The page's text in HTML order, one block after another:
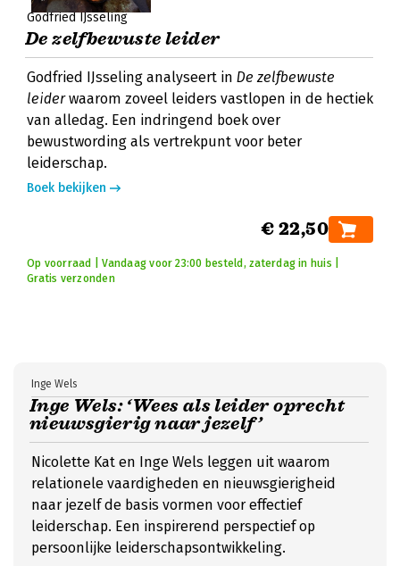
Godfried IJsseling
De zelfbewuste leider
Godfried IJsseling analyseert in De zelfbewuste
leiderwaarom zoveel leiders vastlopen in de hectiek
van alledag. Een indringend boek over
bewustwording als vertrekpunt voor beter
leiderschap.
Boek bekijken
€ 22,50
Op voorraad | Vandaag voor 23:00 besteld, zaterdag in huis |
Gratis verzonden
Inge Wels: ‘Wees als leider oprecht
nieuwsgierig naar jezelf’
Inge Wels
Nicolette Kat en Inge Wels leggen uit waarom
relationele vaardigheden en nieuwsgierigheid
naar jezelf de basis vormen voor effectief
leiderschap. Een inspirerend perspectief op
persoonlijke leiderschapsontwikkeling.